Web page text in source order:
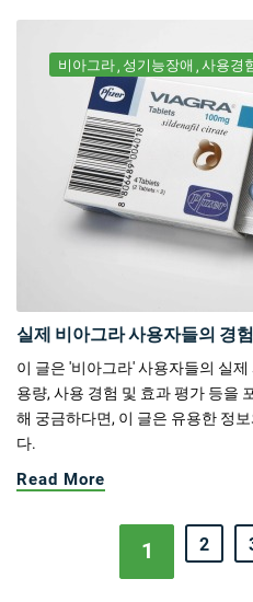
비아그라 성기능장애 사용경
실제 비아그라 사용자들의 경
이 글은 '비아그라' 사용자들의 실
용량, 사용 경험 및 효과 평가 등을
해 궁금하다면, 이 글은 유용한 정
다.
Read More
1 2